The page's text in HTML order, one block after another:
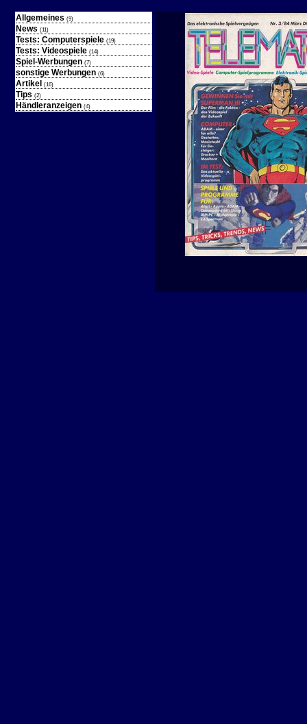
Allgemeines (9)
News (11)
Tests: Computerspiele (19)
Tests: Videospiele (14)
Spiel-Werbungen (7)
sonstige Werbungen (6)
Artikel (16)
Tips (2)
Händleranzeigen (4)